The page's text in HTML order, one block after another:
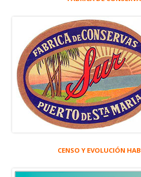
CENSO Y EVOLUCIÓN